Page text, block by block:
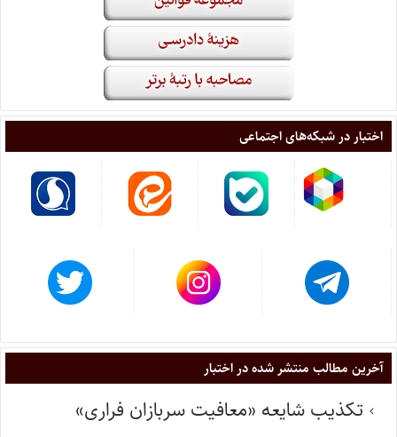
اختبار در شبکه‌های اجتماعی
آخرین مطالب منتشر شده در اختبار
تکذیب شایعه «معافیت سربازان فراری»